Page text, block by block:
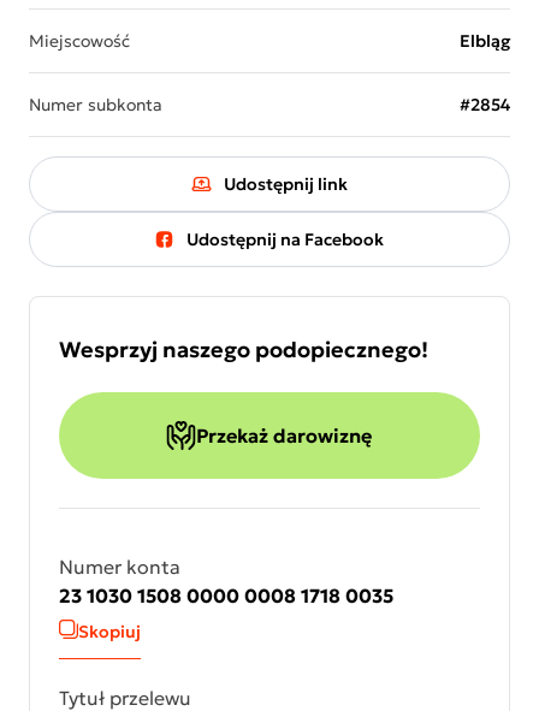
Miejscowość Elbląg
Numer subkonta #2854
Udostępnij link
Udostępnij na Facebook
Wesprzyj naszego podopiecznego!
Przekaż darowiznę
Numer konta
23 1030 1508 0000 0008 1718 0035
Skopiuj
Tytuł przelewu